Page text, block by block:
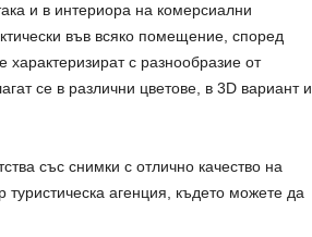
и в интериора на комерсиални
във всяко помещение, според
с разнообразие от
се в различни цветове, в 3D вариант и
със снимки с отлично качество на
агенция, където можете да